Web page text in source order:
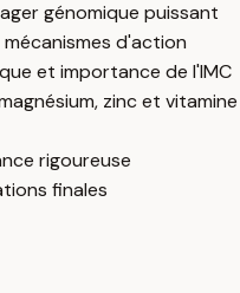
génomique puissant
d'action
et importance de l'IMC
zinc et vitamine
rigoureuse
finales